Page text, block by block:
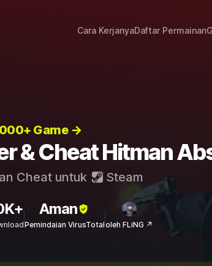
Cara KerjanyaDaftar Permainan
Game →
& Cheat Hitman
Cheat untuk Steam
Aman
Pemindaian VirusTotaloleh FLiNG ↗